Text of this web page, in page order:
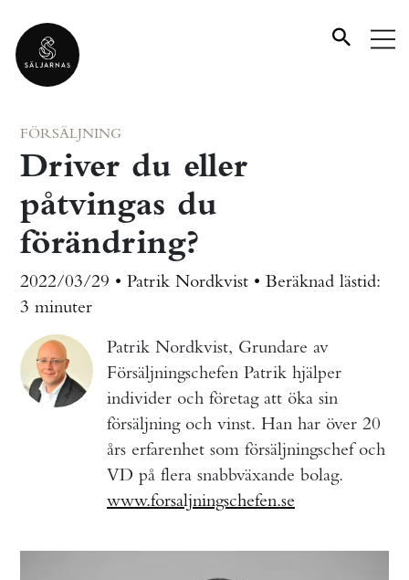
FÖRSÄLJNING
Driver du eller
påtvingas du
förändring?
2022/03/29 • Patrik Nordkvist • Beräknad lästid:
3 minuter
Patrik Nordkvist, Grundare av
Försäljningschefen Patrik hjälper
individer och företag att öka sin
försäljning och vinst. Han har över 20
års erfarenhet som försäljningschef och
VD på flera snabbväxande bolag.
www.forsaljningschefen.se